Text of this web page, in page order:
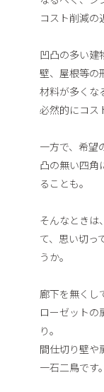
コスト削減の
凹凸の多い建
壁、屋根等の
材料が多くな
必然的にコス
一方で、希望
凸の無い四角
ることも。
そんなときは
て、思い切っ
うか。
廊下を無くし
ローゼットの
り。
間仕切り壁や
一石二鳥です。